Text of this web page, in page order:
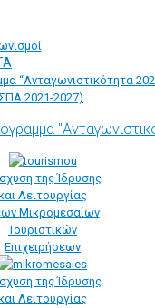
“Ανταγωνιστικότητα
2021-2027)
της Ίδρυσης
Λειτουργίας
Μικρομεσαίων
Τουριστικών
Επιχειρήσεων
της Ίδρυσης
Λειτουργίας